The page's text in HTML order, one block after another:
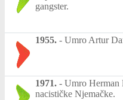
gangster.
1955. - Umro Artur
1971. - Umro Herman
nacističke Njemačke.